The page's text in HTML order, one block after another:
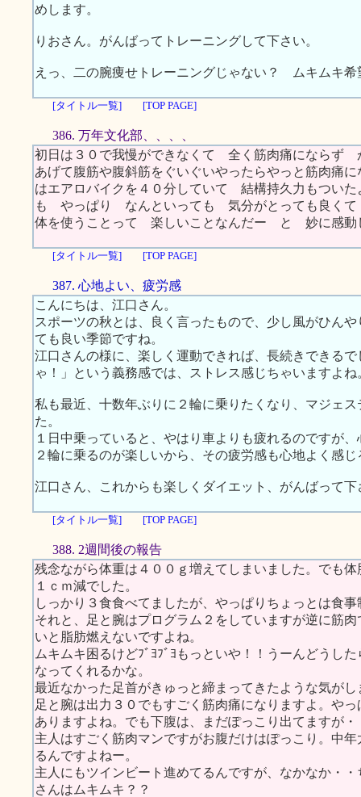
めします。
りおさん。がんばってトレーニングして下さい。
えっ、二の腕痩せトレーニングじゃない？ ムキムキ
[タイトル一覧] [TOP PAGE]
386. 万年文化部、、、、
初日は３０で我慢ができなくて 全く筋肉痛にならず
あげて腹筋や腹斜筋をぐいぐいやったらやっと筋肉
はエアロバイクを４０分していて 結構持久力もつい
も やっぱり なんといっても 気分がとっても良くて
体を使うことって 楽しいことなんだー と 妙に感
[タイトル一覧] [TOP PAGE]
387. 心地よい、疲労感
こんにちは、江口さん。
スポーツの秋とは、良く言ったもので、少し風がひん
ても良い季節ですね。
江口さんの様に、楽しく運動できれば、長続きできる
ゃ！」という義務感では、ストレス感じちゃいますよね
私も最近、十数年ぶりに２輪に乗りたくなり、マジェ
た。
１日中乗っていると、やはり車よりも疲れるのですが
２輪に乗るのが楽しいから、その疲労感も心地よく感
江口さん、これからも楽しくダイエット、がんばって下
[タイトル一覧] [TOP PAGE]
388. 2週間後の報告
残念ながら体重は４００ｇ増えてしまいました。でも
１ｃｍ減でした。
しっかり３食食べてましたが、やっぱりちょっとは食
それと、足と腕はプログラム２をしていますが逆に筋
いと脂肪燃えないですよね。
ムキムキ困るけどﾌﾞﾖﾌﾞﾖもっといや！！うーんどうし
なってくれるかな。
最近なかった足首がきゅっと締まってきたような気が
足と腕は出力３０でもすごく筋肉痛になりますよ。や
ありますよね。でも下腹は、まだぽっこり出てますが・
主人はすごく筋肉マンですがお腹だけはぽっこり。中
るんですよねー。
主人にもツインビート進めてるんですが、なかなか・
さんはムキムキ？？